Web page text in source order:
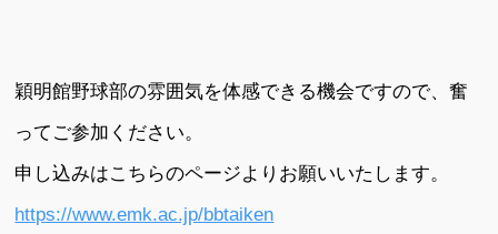
穎明館野球部の雰囲気を体感できる機会ですので、奮
ってご参加ください。
申し込みはこちらのページよりお願いいたします。
https://www.emk.ac.jp/bbtaiken